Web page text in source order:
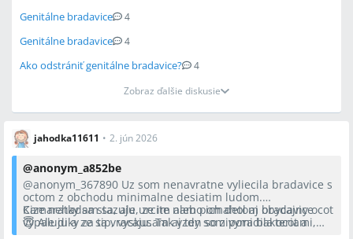
Genitálne bradavice 4
Genitálne bradavice 4
Ako odstrániť genitálne bradavice?
4
Zobraz ďalšie diskusie
jahodka11611 • 2. jún 2026
@anonym_a852be
@anonym_367890 Uz som nenavratne vyliecila bradavice s
octom z obchodu minimalne desiatim ludom.
Kamaratky sa stazuju, ze im alebo ich detom bradavice
vypaluju a ze sa vracaju. Tak vzdy som poradila ocot a
Cize nehadam sa, ale urcite nam pomahol aj obycajny ocot
😇 Ale diky za tip, vyskusam aj ten so zivymi bakteriami,